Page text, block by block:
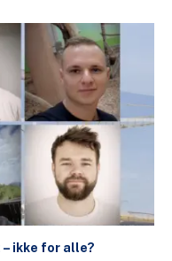
ikke for alle?